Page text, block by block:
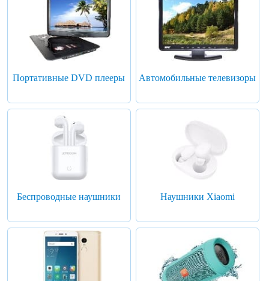
Портативные DVD плееры Автомобильные телевизоры
Беспроводные наушники Наушники Xiaomi